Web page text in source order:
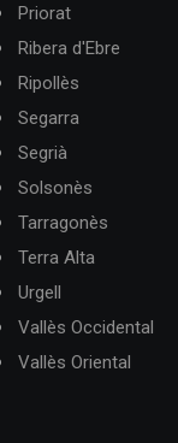
Priorat
Ribera d'Ebre
Ripollès
Segarra
Segrià
Solsonès
Tarragonès
Terra Alta
Urgell
Vallès Occidental
Vallès Oriental